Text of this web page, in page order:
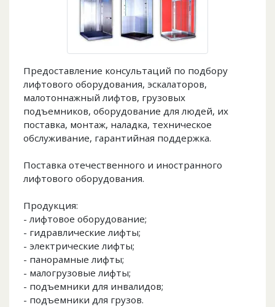
Предоставление консультаций по подбору
лифтового оборудования, эскалаторов,
малотоннажный лифтов, грузовых
подъемников, оборудование для людей, их
поставка, монтаж, наладка, техническое
обслуживание, гарантийная поддержка.
Поставка отечественного и иностранного
лифтового оборудования.
Продукция:
- лифтовое оборудование;
- гидравлические лифты;
- электрические лифты;
- панорамные лифты;
- малогрузовые лифты;
- подъемники для инвалидов;
- подъемники для грузов.